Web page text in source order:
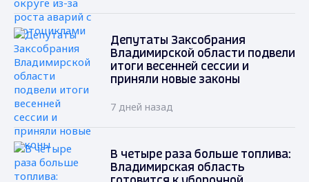
Депутаты Заксобрания
Владимирской области подвели
итоги весенней сессии и
приняли новые законы
7 дней назад
В четыре раза больше топлива:
Владимирская область